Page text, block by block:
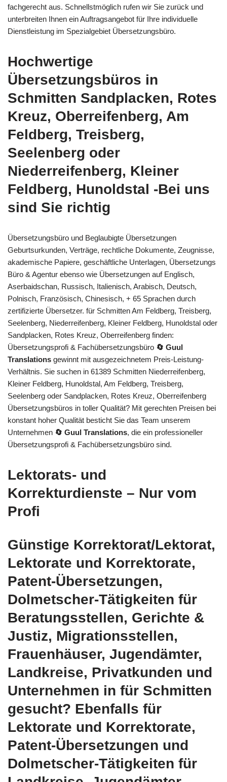
fachgerecht aus. Schnellstmöglich rufen wir Sie zurück und
unterbreiten Ihnen ein Auftragsangebot für Ihre individuelle
Dienstleistung im Spezialgebiet Übersetzungsbüro.
Hochwertige
Übersetzungsbüros in
Schmitten Sandplacken, Rotes
Kreuz, Oberreifenberg, Am
Feldberg, Treisberg,
Seelenberg oder
Niederreifenberg, Kleiner
Feldberg, Hunoldstal -Bei uns
sind Sie richtig
Übersetzungsbüro und Beglaubigte Übersetzungen
Geburtsurkunden, Verträge, rechtliche Dokumente, Zeugnisse,
akademische Papiere, geschäftliche Unterlagen, Übersetzungs
Büro & Agentur ebenso wie Übersetzungen auf Englisch,
Aserbaidschan, Russisch, Italienisch, Arabisch, Deutsch,
Polnisch, Französisch, Chinesisch, + 65 Sprachen durch
zertifizierte Übersetzer. für Schmitten Am Feldberg, Treisberg,
Seelenberg, Niederreifenberg, Kleiner Feldberg, Hunoldstal oder
Sandplacken, Rotes Kreuz, Oberreifenberg finden:
Übersetzungsprofi & Fachübersetzungsbüro 🔄 Guul
Translations gewinnt mit ausgezeichnetem Preis-Leistung-
Verhältnis. Sie suchen in 61389 Schmitten Niederreifenberg,
Kleiner Feldberg, Hunoldstal, Am Feldberg, Treisberg,
Seelenberg oder Sandplacken, Rotes Kreuz, Oberreifenberg
Übersetzungsbüros in toller Qualität? Mit gerechten Preisen bei
konstant hoher Qualität besticht Sie das Team unserem
Unternehmen 🔄 Guul Translations, die ein professioneller
Übersetzungsprofi & Fachübersetzungsbüro sind.
Lektorats- und
Korrekturdienste – Nur vom
Profi
Günstige Korrektorat/Lektorat,
Lektorate und Korrektorate,
Patent-Übersetzungen,
Dolmetscher-Tätigkeiten für
Beratungsstellen, Gerichte &
Justiz, Migrationsstellen,
Frauenhäuser, Jugendämter,
Landkreise, Privatkunden und
Unternehmen in für Schmitten
gesucht? Ebenfalls für
Lektorate und Korrektorate,
Patent-Übersetzungen und
Dolmetscher-Tätigkeiten für